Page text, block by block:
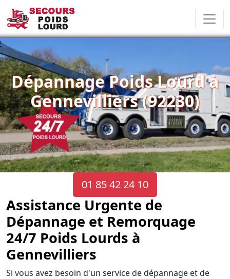
Dépannage Poids Lourd à
Gennevilliers (92230)
01 85 42 24 10
Assistance Urgente de
Dépannage et Remorquage
24/7 Poids Lourds à
Gennevilliers
Si vous avez besoin d'un service de dépannage et de